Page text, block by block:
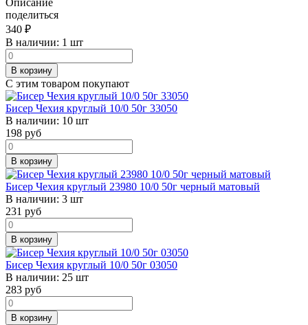
поделиться
340 ₽
В наличии: 1 шт
В корзину
С этим товаром покупают
Бисер Чехия круглый 10/0 50г 33050
В наличии: 10 шт
198 руб
В корзину
Бисер Чехия круглый 23980 10/0 50г черный матовый
В наличии: 3 шт
231 руб
В корзину
Бисер Чехия круглый 10/0 50г 03050
В наличии: 25 шт
283 руб
В корзину